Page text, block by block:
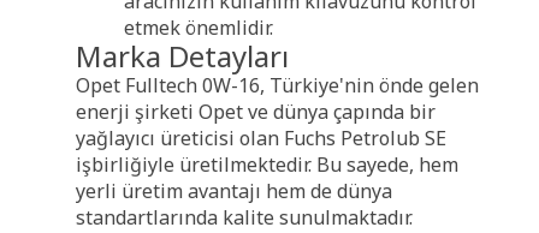
etmek önemlidir.
Marka Detayları
Opet Fulltech 0W-16, Türkiye'nin önde gelen
enerji şirketi Opet ve dünya çapında bir
yağlayıcı üreticisi olan Fuchs Petrolub SE
işbirliğiyle üretilmektedir. Bu sayede, hem
yerli üretim avantajı hem de dünya
standartlarında kalite sunulmaktadır.